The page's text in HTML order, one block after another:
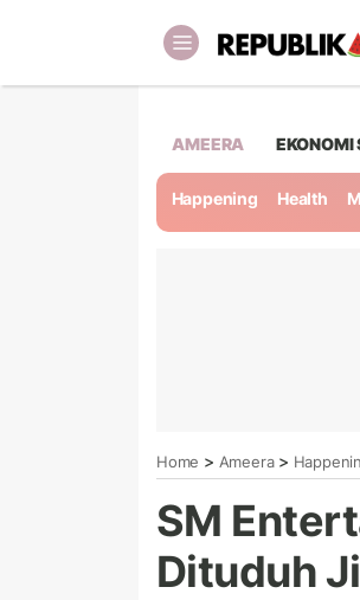
AMEERA EKONOMI
Happening Health
Home > Ameera>
SM
Dituduh